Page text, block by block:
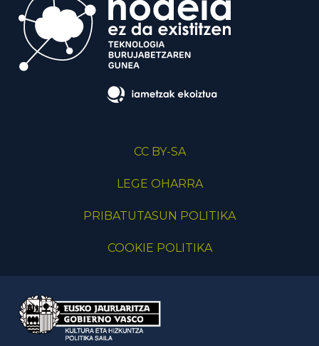
CC BY-SA
LEGE OHARRA
PRIBATUTASUN POLITIKA
COOKIE POLITIKA